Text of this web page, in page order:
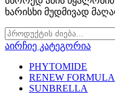
ხარისხი მუდმივად
აირჩიე კატეგორია
PHYTOMIDE
RENEW FORMULA
SUNBRELLA